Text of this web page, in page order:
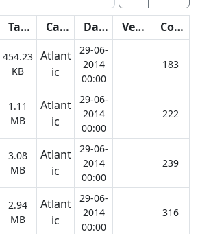
Taille Catégorie Date Version Compteur
454.23
KB
Atlant
ic
29-06-
2014
00:00
183
1.11
MB
Atlant
ic
29-06-
2014
00:00
222
3.08
MB
Atlant
ic
29-06-
2014
00:00
239
2.94
MB
Atlant
ic
29-06-
2014
00:00
316